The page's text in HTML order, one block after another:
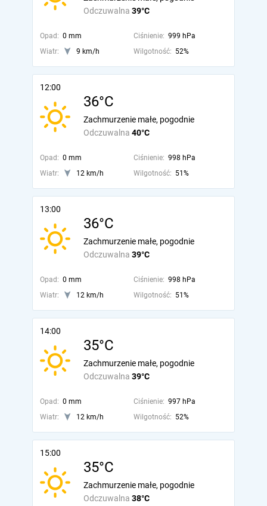
Odczuwalna 39°C
Opad: 0 mm Ciśnienie: 999 hPa
Wiatr:
9 km/h Wilgotność: 52%
12:00
36°C
Odczuwalna 40°C
Zachmurzenie małe, pogodnie
Opad: 0 mm Ciśnienie: 998 hPa
Wiatr:
12 km/h Wilgotność: 51%
13:00
36°C
Odczuwalna 39°C
Zachmurzenie małe, pogodnie
Opad: 0 mm Ciśnienie: 998 hPa
Wiatr:
12 km/h Wilgotność: 51%
14:00
35°C
Odczuwalna 39°C
Zachmurzenie małe, pogodnie
Opad: 0 mm Ciśnienie: 997 hPa
Wiatr:
12 km/h Wilgotność: 52%
15:00
35°C
Odczuwalna 38°C
Zachmurzenie małe, pogodnie